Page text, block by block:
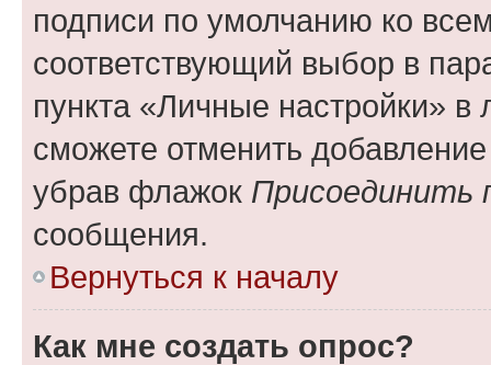
подписи по умолчанию ко
соответствующий выбор в
пункта «Личные настройки»
сможете отменить
убрав флажок Присоединить
сообщения.
Вернуться к началу
Как мне создать опрос?